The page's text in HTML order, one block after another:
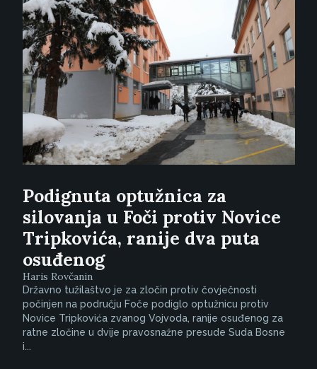
Podignuta optužnica za
silovanja u Foči protiv Novice
Tripkovića, ranije dva puta
osuđenog
Haris Rovčanin
Državno tužilaštvo je za zločin protiv čovječnosti
počinjen na području Foče podiglo optužnicu protiv
Novice Tripkovića zvanog Vojvoda, ranije osuđenog za
ratne zločine u dvije pravosnažne presude Suda Bosne
i...